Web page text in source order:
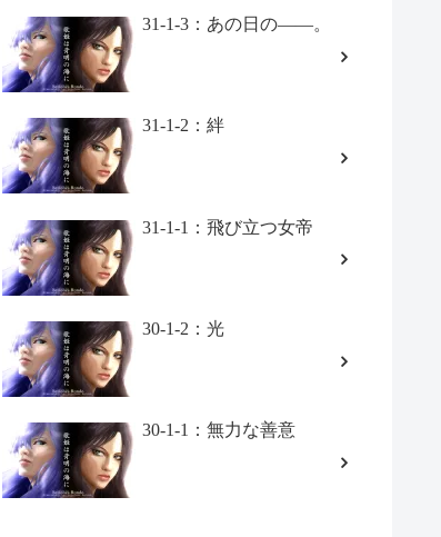
31-1-3：あの日の――。
31-1-2：絆
31-1-1：飛び立つ女帝
30-1-2：光
30-1-1：無力な善意